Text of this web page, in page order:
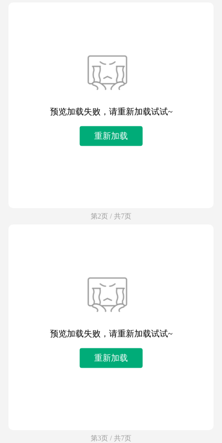
预览加载失败，请重新加载试试~
重新加载
第2页 / 共7页
预览加载失败，请重新加载试试~
重新加载
第3页 / 共7页